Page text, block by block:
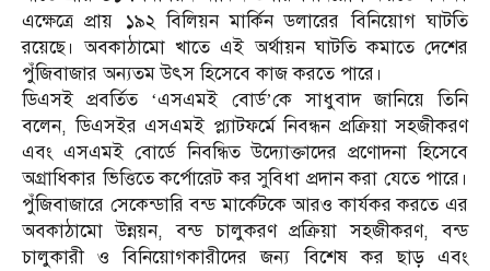
এক্ষেত্রে প্রায় ১৯২ বিলিয়ন মার্কিন ডলারের বিনিয়োগ ঘাটতি
রয়েছে। অবকাঠামো খাতে এই অর্থায়ন ঘাটতি কমাতে দেশের
পুঁজিবাজার অন্যতম উৎস হিসেবে কাজ করতে পারে।
ডিএসই প্রবর্তিত ‘এসএমই বোর্ড’কে সাধুবাদ জানিয়ে তিনি
বলেন, ডিএসইর এসএমই প্ল্যাটফর্মে নিবন্ধন প্রক্রিয়া সহজীকরণ
এবং এসএমই বোর্ডে নিবন্ধিত উদ্যোক্তাদের প্রণোদনা হিসেবে
অগ্রাধিকার ভিত্তিতে কর্পোরেট কর সুবিধা প্রদান করা যেতে পারে।
পুঁজিবাজারে সেকেন্ডারি বন্ড মার্কেটকে আরও কার্যকর করতে এর
অবকাঠামো উন্নয়ন, বন্ড চালুকরণ প্রক্রিয়া সহজীকরণ, বন্ড
চালুকারী ও বিনিয়োগকারীদের জন্য বিশেষ কর ছাড় এবং